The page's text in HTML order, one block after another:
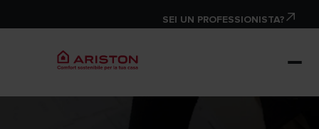
SEI UN PROFESSIONISTA?